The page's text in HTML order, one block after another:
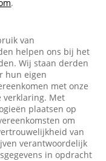
.
van
helpen ons bij het
Wij staan derden
hun eigen
met onze
verklaring. Met
plaatsen op
om
van
verantwoordelijk
in opdracht